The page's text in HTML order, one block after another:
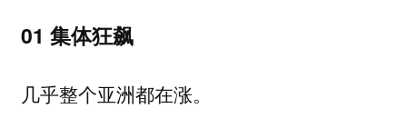
01 集体狂飙
几乎整个亚洲都在涨。